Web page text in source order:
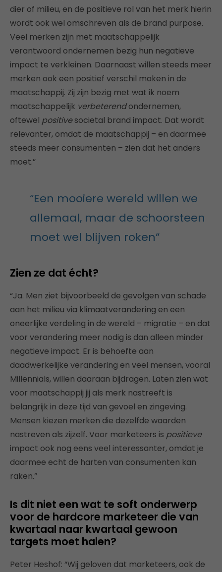
dier of milieu, en de positieve rol van het merk hierin
wordt ook wel omschreven als de brand purpose.
Veel merken zijn met maatschappelijk
verantwoord ondernemen bezig hun negatieve
impact te verkleinen. Daarnaast willen steeds meer
merken ook een positief verschil maken in de
maatschappij. Zij zijn bezig met wat ik noem
maatschappelijk verbeterendondernemen,
oftewel positivesocietal brand impact. Dat wordt
relevanter, omdat de maatschappij – en daarmee
steeds meer consumenten – zien dat het anders
moet.”
“Een mooiere wereld willen we
allemaal, maar de schoorsteen
moet wel blijven roken”
Zien ze dat écht?
“Ja. Men ziet bijvoorbeeld de gevolgen van schade
aan het milieu via klimaatverandering en een
oneerlijke verdeling in de wereld – migratie – en dat
voor verandering meer nodig is dan alleen minder
negatieve impact. Er is behoefte aan
daadwerkelijke verandering en veel mensen, vooral
Millennials, willen daaraan bijdragen. Laten zien wat
voor maatschappij jij als merk nastreeft is
belangrijk in deze tijd van gevoel en zingeving.
Mensen kiezen merken die dezelfde waarden
nastreven als zijzelf. Voor marketeers is positieve
impact ook nog eens veel interessanter, omdat je
daarmee echt de harten van consumenten kan
raken.”
Is dit niet een wat te soft onderwerp
voor de hardcore marketeer die van
kwartaal naar kwartaal gewoon
targets moet halen?
Peter Heshof: “Wij geloven dat marketeers, ook de